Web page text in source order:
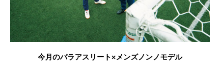
今月のパラアスリート×メンズノンノモデル